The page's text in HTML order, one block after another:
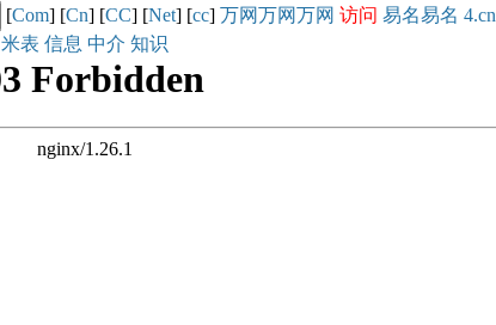
[Com] [Cn] [CC] [Net] [cc] 万网万网万网 访问 易名易名 4.cn
米表 信息 中介 知识